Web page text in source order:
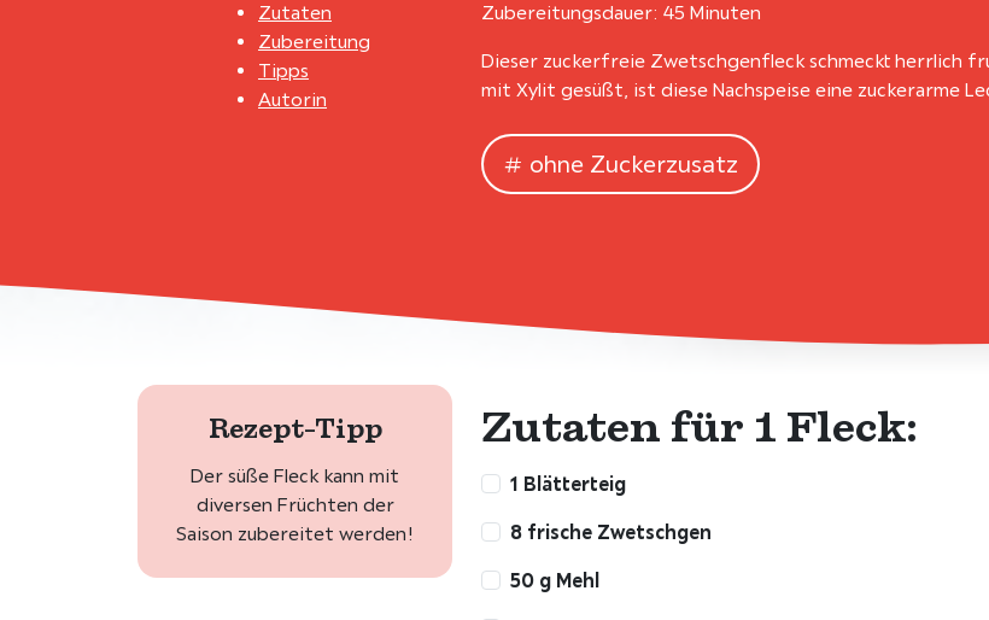
Zutaten
Zubereitung
Tipps
Autorin
Zubereitungsdauer: 45 Minuten
Dieser zuckerfreie Zwetschgenfleck schmeckt herrlich
mit Xylit gesüßt, ist diese Nachspeise eine zuckerarme
ohne Zuckerzusatz
Zutaten für 1 Fleck:
1 Blätterteig
8 frische Zwetschgen
50 g Mehl
Rezept-Tipp
Der süße Fleck kann mit
diversen Früchten der
Saison zubereitet werden!